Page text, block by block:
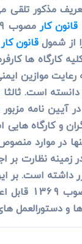
مذکور
قانون کار
از شمولقانون کار
کارگاه ها
آیین نامه
در موارد منصوص
زمینه نظارت بر
داشته است. بر
مصوب
های